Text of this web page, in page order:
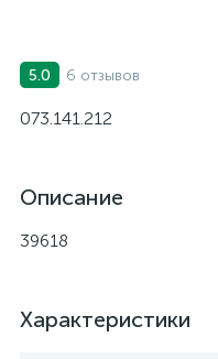
5.0 6 отзывов
073.141.212
Описание
39618
Характеристики